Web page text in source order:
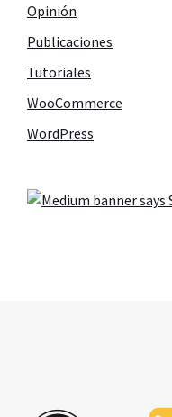
Opinión
Publicaciones
Tutoriales
WooCommerce
WordPress